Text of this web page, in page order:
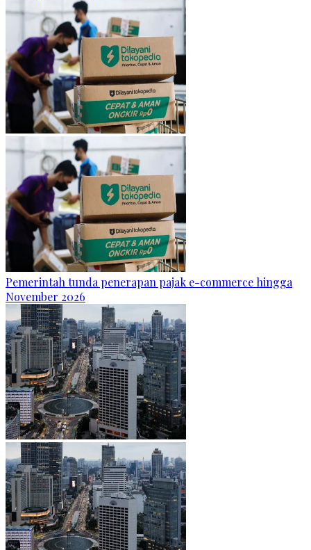
Pemerintah tunda penerapan pajak e-commerce hingga
November 2026